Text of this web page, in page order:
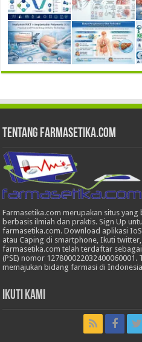
Tentang Farmasetika.com
Farmasetika.com merupakan situs
berbasis ilmiah dan praktis. Sign Up
farmasetika.com. Download aplikasi
atau Caping di smartphone, Ikuti
farmasetika.com telah terdaftar
(PSE) nomor
memajukan bidang farmasi di
Ikuti Kami